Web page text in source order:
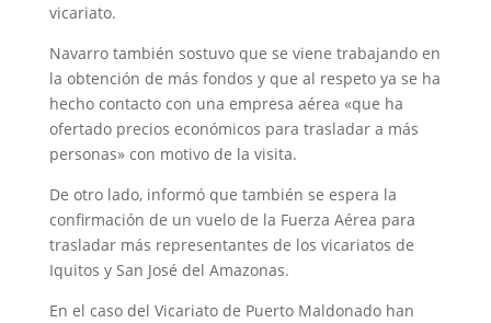
vicariato.
Navarro también sostuvo que se viene trabajando en
la obtención de más fondos y que al respeto ya se ha
hecho contacto con una empresa aérea «que ha
ofertado precios económicos para trasladar a más
personas» con motivo de la visita.
De otro lado, informó que también se espera la
confirmación de un vuelo de la Fuerza Aérea para
trasladar más representantes de los vicariatos de
Iquitos y San José del Amazonas.
En el caso del Vicariato de Puerto Maldonado han